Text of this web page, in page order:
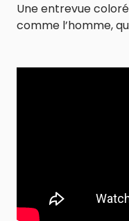
Une entrevue
comme l’homme,